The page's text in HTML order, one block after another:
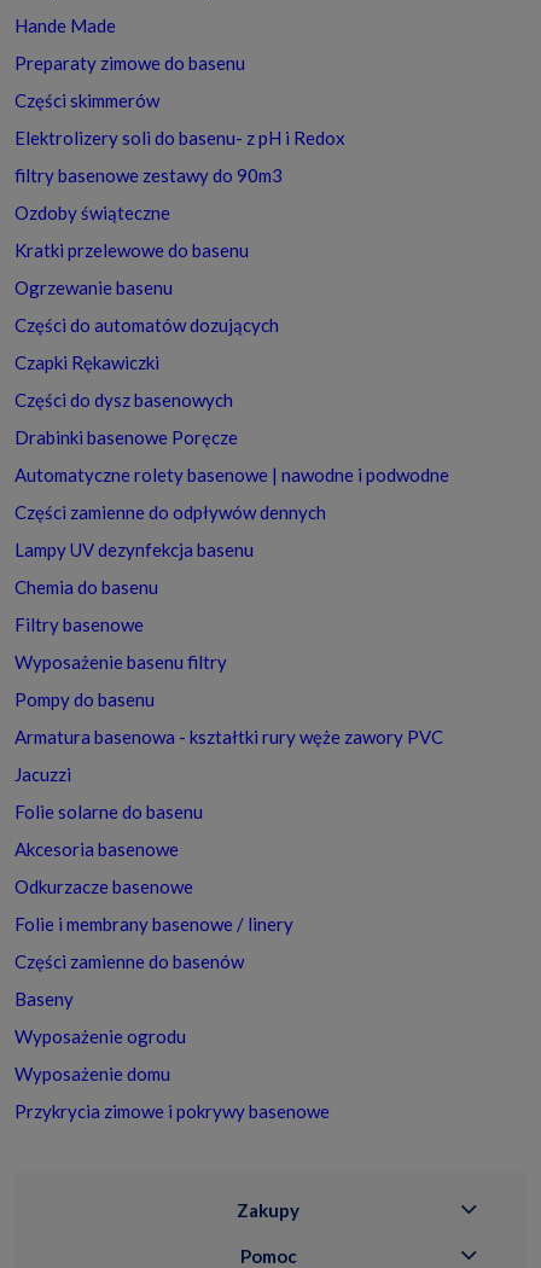
Hande Made
Preparaty zimowe do basenu
Części skimmerów
Elektrolizery soli do basenu- z pH i Redox
filtry basenowe zestawy do 90m3
Ozdoby świąteczne
Kratki przelewowe do basenu
Ogrzewanie basenu
Części do automatów dozujących
Czapki Rękawiczki
Części do dysz basenowych
Drabinki basenowe Poręcze
Automatyczne rolety basenowe | nawodne i podwodne
Części zamienne do odpływów dennych
Lampy UV dezynfekcja basenu
Chemia do basenu
Filtry basenowe
Wyposażenie basenu filtry
Pompy do basenu
Armatura basenowa - kształtki rury węże zawory PVC
Jacuzzi
Folie solarne do basenu
Akcesoria basenowe
Odkurzacze basenowe
Folie i membrany basenowe / linery
Części zamienne do basenów
Baseny
Wyposażenie ogrodu
Wyposażenie domu
Przykrycia zimowe i pokrywy basenowe
Zakupy
Pomoc